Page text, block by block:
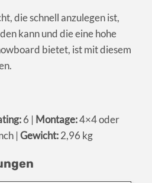
die schnell anzulegen ist,
kann und die eine hohe
bietet, ist mit diesem
6 | Montage:4×4 oder
| Gewicht:2,96 kg